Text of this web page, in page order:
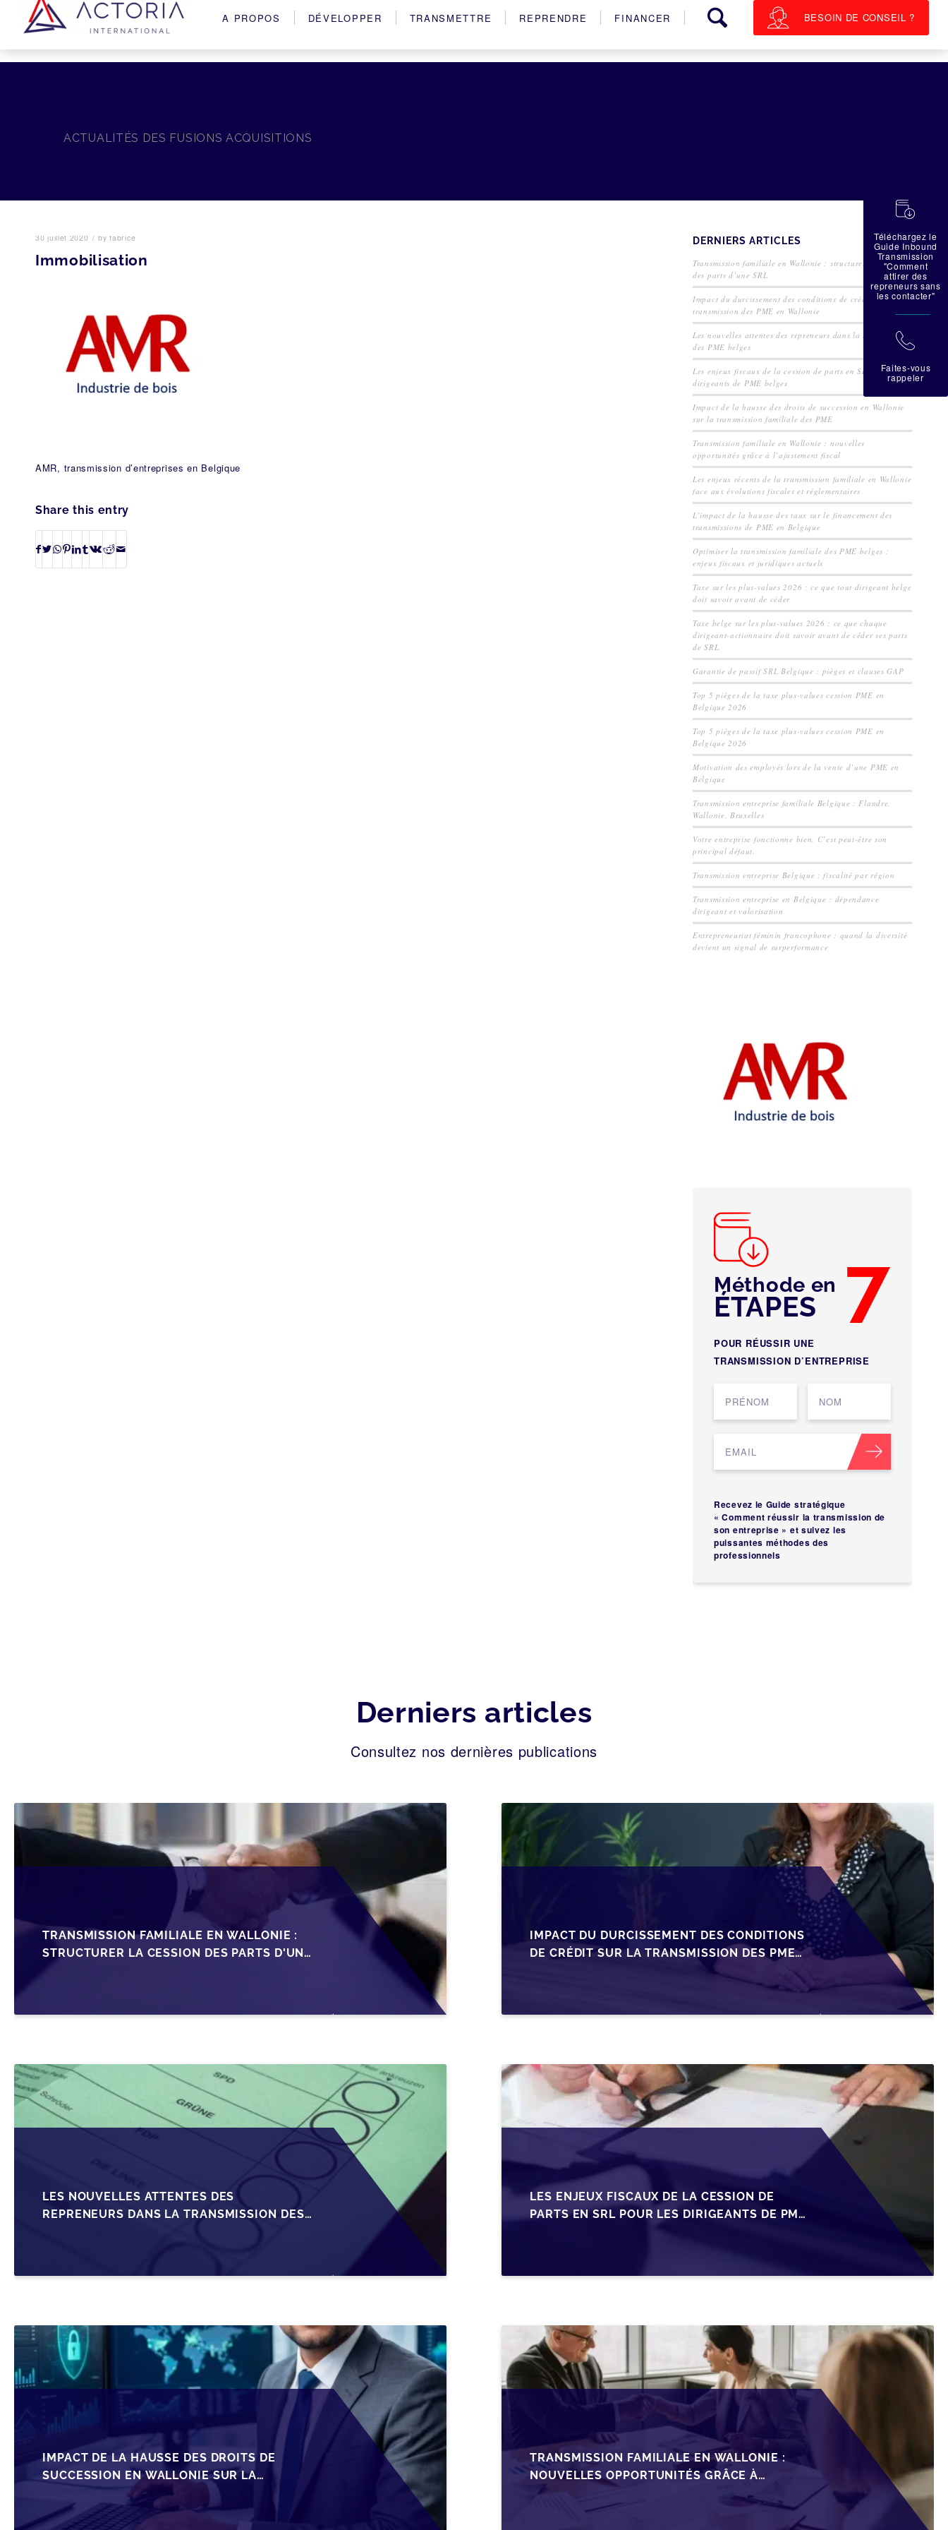
A PROPOS DÉVELOPPER TRANSMETTRE REPRENDRE FINANCER BESOIN DE CONSEIL ?
ACTUALITÉS DES FUSIONS ACQUISITIONS
30 juillet 2020 / byfabrice
Immobilisation
AMR, transmission d’entreprises en Belgique
Share this entry
DERNIERS ARTICLES
Transmission familiale en Wallonie : structurer la cession
des parts d’une SRL
Impact du durcissement des conditions de crédit sur la
transmission des PME en Wallonie
Les nouvelles attentes des repreneurs dans la transmission
des PME belges
Les enjeux fiscaux de la cession de parts en SRL pour les
dirigeants de PME belges
Impact de la hausse des droits de succession en Wallonie
sur la transmission familiale des PME
Transmission familiale en Wallonie : nouvelles
opportunités grâce à l’ajustement fiscal
Les enjeux récents de la transmission familiale en Wallonie
face aux évolutions fiscales et réglementaires
L’impact de la hausse des taux sur le financement des
transmissions de PME en Belgique
Optimiser la transmission familiale des PME belges :
enjeux fiscaux et juridiques actuels
Taxe sur les plus-values 2026 : ce que tout dirigeant belge
doit savoir avant de céder
Taxe belge sur les plus-values 2026 : ce que chaque
dirigeant-actionnaire doit savoir avant de céder ses parts
de SRL
Garantie de passif SRL Belgique : pièges et clauses GAP
Top 5 pièges de la taxe plus-values cession PME en
Belgique 2026
Top 5 pièges de la taxe plus-values cession PME en
Belgique 2026
Motivation des employés lors de la vente d’une PME en
Belgique
Transmission entreprise familiale Belgique : Flandre,
Wallonie, Bruxelles
Votre entreprise fonctionne bien. C’est peut-être son
principal défaut.
Transmission entreprise Belgique : fiscalité par région
Transmission entreprise en Belgique : dépendance
dirigeant et valorisation
Entrepreneuriat féminin francophone : quand la diversité
devient un signal de surperformance
Méthode en 7
ÉTAPES
POUR RÉUSSIR UNE
TRANSMISSION D’ENTREPRISE
Recevez le Guide stratégique
« Comment réussir la transmission de
son entreprise » et suivez les
puissantes méthodes des
professionnels
Derniers articles
Consultez nos dernières publications
TRANSMISSION FAMILIALE EN WALLONIE :
STRUCTURER LA CESSION DES PARTS D'UNE
SRL
IMPACT DU DURCISSEMENT DES CONDITIONS
DE CRÉDIT SUR LA TRANSMISSION DES PME
LES NOUVELLES ATTENTES DES
REPRENEURS DANS LA TRANSMISSION DES
LES ENJEUX FISCAUX DE LA CESSION DE
PARTS EN SRL POUR LES DIRIGEANTS DE PME
IMPACT DE LA HAUSSE DES DROITS DE
SUCCESSION EN WALLONIE SUR LA
TRANSMISSION FAMILIALE DES PME
TRANSMISSION FAMILIALE EN WALLONIE :
NOUVELLES OPPORTUNITÉS GRÂCE À
L’AJUSTEMENT FISCAL
蠟
Téléchargez le
Guide Inbound
Transmission
"Comment
attirer des
repreneurs sans
les contacter"
拉
Faites-vous
rappeler